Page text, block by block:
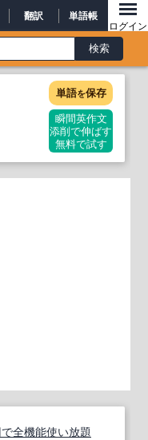
翻訳 単語帳
ログイン
単語を保存
瞬間英作文
添削で伸ばす
無料で試す
全機能使い放題